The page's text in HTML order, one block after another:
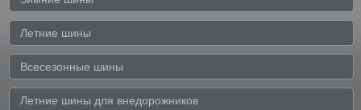
Летние шины
Всесезонные шины
Летние шины для внедорожников